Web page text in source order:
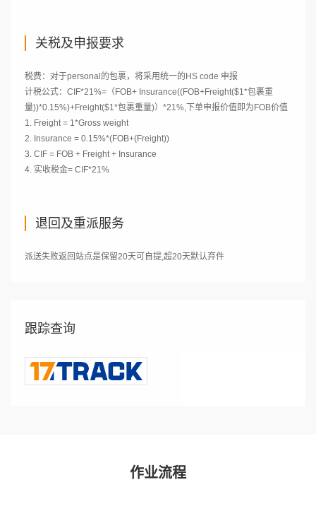
关税及申报要求
税费：对于personal的包裹，将采用统一的HS code 申报
计税公式：CIF*21%=（FOB+ Insurance((FOB+Freight($1*包裹重
量))*0.15%)+Freight($1*包裹重量)）*21%,下单申报价值即为FOB价值
1. Freight = 1*Gross weight
2. Insurance = 0.15%*(FOB+(Freight))
3. CIF = FOB + Freight + Insurance
4. 实收税金= CIF*21%
退回及重派服务
派送失败返回站点是保留20天可自提,超20天默认弃件
跟踪查询
作业流程